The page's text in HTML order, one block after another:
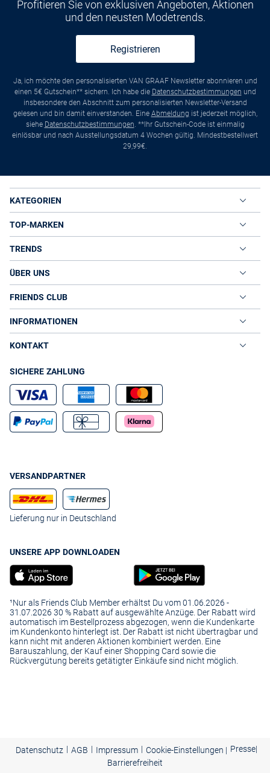
Profitieren Sie von exklusiven Angeboten, Aktionen
und den neusten Modetrends.
Registrieren
Ja, ich möchte den personalisierten VAN GRAAF Newsletter abonnieren und
einen 5€ Gutschein** sichern. Ich habe die Datenschutzbestimmungen und
insbesondere den Abschnitt zum personalisierten Newsletter-Versand
gelesen und bin damit einverstanden. Eine Abmeldung ist jederzeit möglich,
siehe Datenschutzbestimmungen. **Ihr Gutschein-Code ist einmalig
einlösbar und nach Ausstellungsdatum 4 Wochen gültig. Mindestbestellwert
29,99€.
KATEGORIEN
TOP-MARKEN
TRENDS
ÜBER UNS
FRIENDS CLUB
INFORMATIONEN
KONTAKT
SICHERE ZAHLUNG
VERSANDPARTNER
Lieferung nur in Deutschland
UNSERE APP DOWNLOADEN
¹Nur als Friends Club Member erhältst Du vom 01.06.2026 -
31.07.2026 30 % Rabatt auf ausgewählte Anzüge. Der Rabatt wird
automatisch im Bestellprozess abgezogen, wenn die Kundenkarte
im Kundenkonto hinterlegt ist. Der Rabatt ist nicht übertragbar und
kann nicht mit anderen Aktionen kombiniert werden. Eine
Barauszahlung, der Kauf einer Shopping Card sowie die
Rückvergütung bereits getätigter Einkäufe sind nicht möglich.
Datenschutz | AGB | Impressum | Cookie-Einstellungen | Presse|
Barrierefreiheit